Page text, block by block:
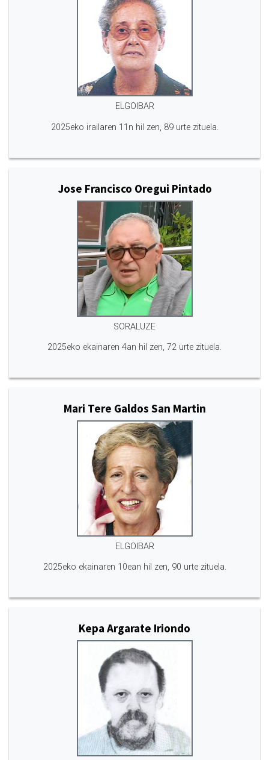
ELGOIBAR
2025eko irailaren 11n hil zen, 89 urte zituela.
Jose Francisco Oregui Pintado
SORALUZE
2025eko ekainaren 4an hil zen, 72 urte zituela.
Mari Tere Galdos San Martin
ELGOIBAR
2025eko ekainaren 10ean hil zen, 90 urte zituela.
Kepa Argarate Iriondo